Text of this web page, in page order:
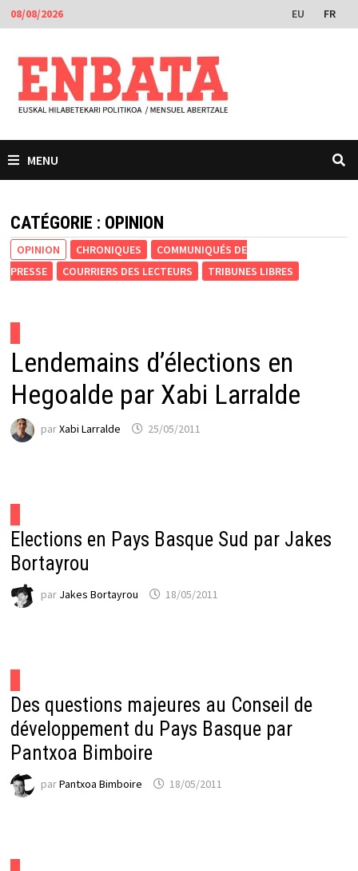
Passer
au
contenu
08/08/2026 EU FR
MENU
CATÉGORIE : OPINION
OPINION CHRONIQUES
COMMUNIQUÉS DE
PRESSE
COURRIERS DES LECTEURS TRIBUNES LIBRES
Lendemains d’élections en
Hegoalde par Xabi Larralde
parXabi Larralde 25/05/2011
Elections en Pays Basque Sud par Jakes
Bortayrou
par Jakes Bortayrou 18/05/2011
Des questions majeures au Conseil de
développement du Pays Basque par
Pantxoa Bimboire
parPantxoa Bimboire 18/05/2011